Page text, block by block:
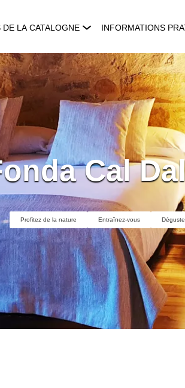
DE LA CATALOGNE INFORMATIONS
Cal
Profitez de la nature Entraînez-vous